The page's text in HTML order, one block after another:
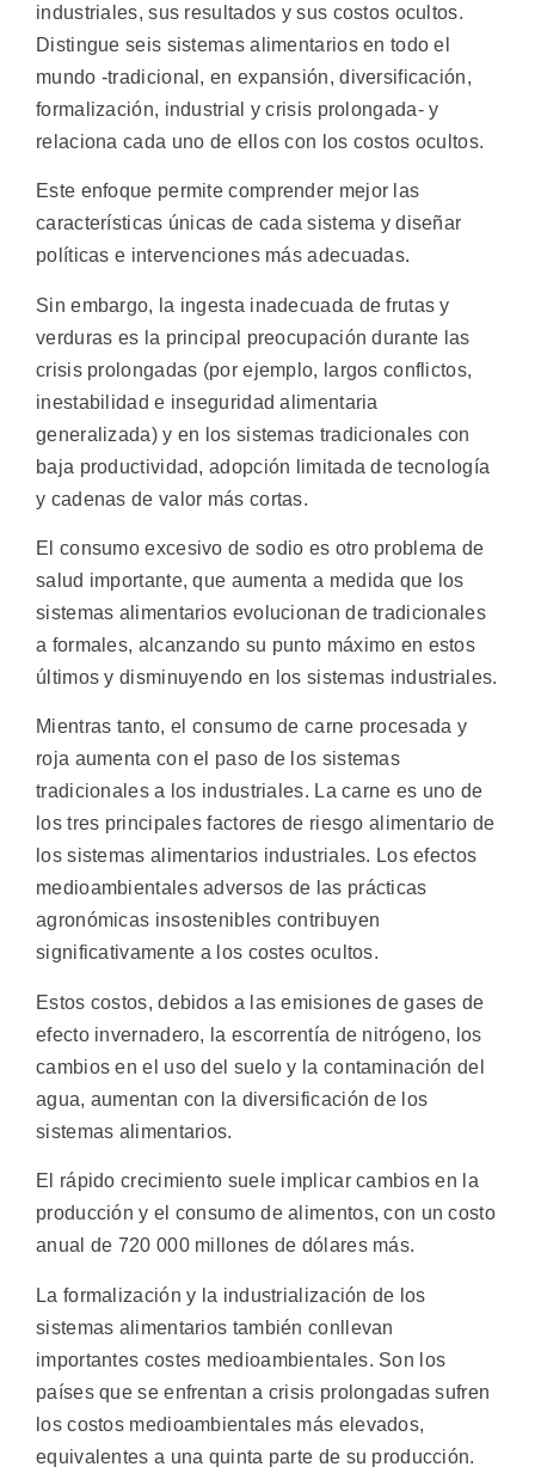
industriales, sus resultados y sus costos ocultos.
Distingue seis sistemas alimentarios en todo el
mundo -tradicional, en expansión, diversificación,
formalización, industrial y crisis prolongada- y
relaciona cada uno de ellos con los costos ocultos.
Este enfoque permite comprender mejor las
características únicas de cada sistema y diseñar
políticas e intervenciones más adecuadas.
Sin embargo, la ingesta inadecuada de frutas y
verduras es la principal preocupación durante las
crisis prolongadas (por ejemplo, largos conflictos,
inestabilidad e inseguridad alimentaria
generalizada) y en los sistemas tradicionales con
baja productividad, adopción limitada de tecnología
y cadenas de valor más cortas.
El consumo excesivo de sodio es otro problema de
salud importante, que aumenta a medida que los
sistemas alimentarios evolucionan de tradicionales
a formales, alcanzando su punto máximo en estos
últimos y disminuyendo en los sistemas industriales.
Mientras tanto, el consumo de carne procesada y
roja aumenta con el paso de los sistemas
tradicionales a los industriales. La carne es uno de
los tres principales factores de riesgo alimentario de
los sistemas alimentarios industriales. Los efectos
medioambientales adversos de las prácticas
agronómicas insostenibles contribuyen
significativamente a los costes ocultos.
Estos costos, debidos a las emisiones de gases de
efecto invernadero, la escorrentía de nitrógeno, los
cambios en el uso del suelo y la contaminación del
agua, aumentan con la diversificación de los
sistemas alimentarios.
El rápido crecimiento suele implicar cambios en la
producción y el consumo de alimentos, con un costo
anual de 720 000 millones de dólares más.
La formalización y la industrialización de los
sistemas alimentarios también conllevan
importantes costes medioambientales. Son los
países que se enfrentan a crisis prolongadas sufren
los costos medioambientales más elevados,
equivalentes a una quinta parte de su producción.